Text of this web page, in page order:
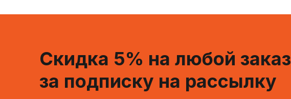
Скидка 5% на любой заказ
за подписку на рассылку